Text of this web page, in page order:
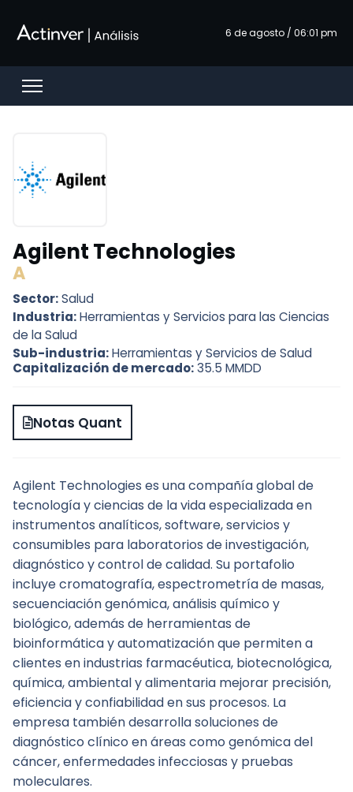
6 de agosto / 06:01 pm
Open menu
Agilent Technologies
A
Sector:Salud
Industria:Herramientas y Servicios para las Ciencias
de la Salud
Sub-industria:Herramientas y Servicios de Salud
Capitalización de mercado:35.5 MMDD
Notas Quant
Agilent Technologies es una compañía global de
tecnología y ciencias de la vida especializada en
instrumentos analíticos, software, servicios y
consumibles para laboratorios de investigación,
diagnóstico y control de calidad. Su portafolio
incluye cromatografía, espectrometría de masas,
secuenciación genómica, análisis químico y
biológico, además de herramientas de
bioinformática y automatización que permiten a
clientes en industrias farmacéutica, biotecnológica,
química, ambiental y alimentaria mejorar precisión,
eficiencia y confiabilidad en sus procesos. La
empresa también desarrolla soluciones de
diagnóstico clínico en áreas como genómica del
cáncer, enfermedades infecciosas y pruebas
moleculares.